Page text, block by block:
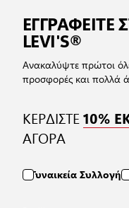
ΕΓΓΡΑΦΕΙΤΕ
LEVI'S®
Ανακαλύψτε πρώτοι
προσφορές και πολλά
ΚΕΡΔΙΣΤΕ10%
ΑΓΟΡΑ
Γυναικεία Συλλογή